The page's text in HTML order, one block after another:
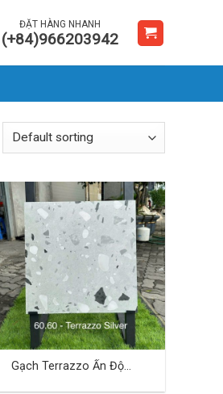
ĐẶT HÀNG NHANH
(+84)966203942
Gạch Terrazzo Ấn Độ